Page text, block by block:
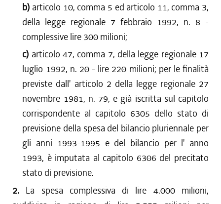
b) articolo 10, comma 5 ed articolo 11, comma 3,
della legge regionale 7 febbraio 1992, n. 8 -
complessive lire 300 milioni;
c) articolo 47, comma 7, della legge regionale 17
luglio 1992, n. 20 - lire 220 milioni; per le finalità
previste dall' articolo 2 della legge regionale 27
novembre 1981, n. 79, e già iscritta sul capitolo
corrispondente al capitolo 6305 dello stato di
previsione della spesa del bilancio pluriennale per
gli anni 1993-1995 e del bilancio per l' anno
1993, è imputata al capitolo 6306 del precitato
stato di previsione.
2. La spesa complessiva di lire 4.000 milioni,